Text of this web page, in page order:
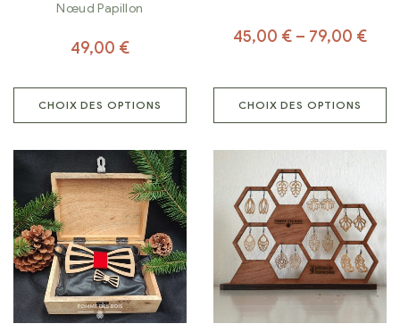
Nœud Papillon
49,00 €
CHOIX DES OPTIONS
45,00 € – 79,00 €
CHOIX DES OPTIONS